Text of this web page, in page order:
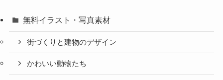
無料イラスト・写真素材
街づくりと建物のデザイン
かわいい動物たち